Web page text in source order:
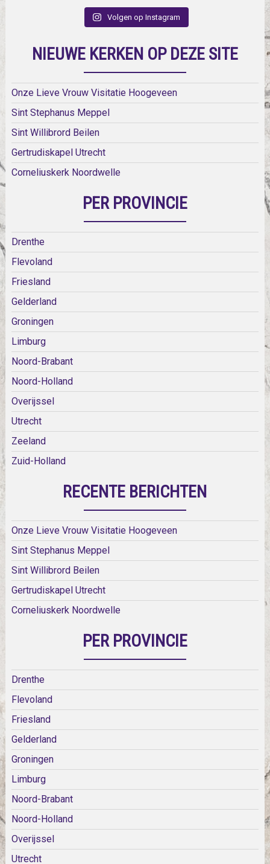
Volgen op Instagram
NIEUWE KERKEN OP DEZE SITE
Onze Lieve Vrouw Visitatie Hoogeveen
Sint Stephanus Meppel
Sint Willibrord Beilen
Gertrudiskapel Utrecht
Corneliuskerk Noordwelle
PER PROVINCIE
Drenthe
Flevoland
Friesland
Gelderland
Groningen
Limburg
Noord-Brabant
Noord-Holland
Overijssel
Utrecht
Zeeland
Zuid-Holland
RECENTE BERICHTEN
Onze Lieve Vrouw Visitatie Hoogeveen
Sint Stephanus Meppel
Sint Willibrord Beilen
Gertrudiskapel Utrecht
Corneliuskerk Noordwelle
PER PROVINCIE
Drenthe
Flevoland
Friesland
Gelderland
Groningen
Limburg
Noord-Brabant
Noord-Holland
Overijssel
Utrecht